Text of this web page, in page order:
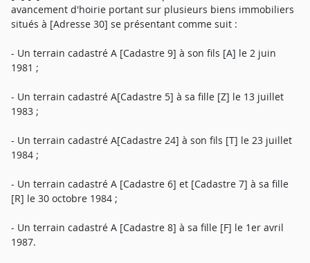
avancement d'hoirie portant sur plusieurs biens immobiliers
situés à [Adresse 30] se présentant comme suit :
- Un terrain cadastré A [Cadastre 9] à son fils [A] le 2 juin
1981 ;
- Un terrain cadastré A[Cadastre 5] à sa fille [Z] le 13 juillet
1983 ;
- Un terrain cadastré A[Cadastre 24] à son fils [T] le 23 juillet
1984 ;
- Un terrain cadastré A [Cadastre 6] et [Cadastre 7] à sa fille
[R] le 30 octobre 1984 ;
- Un terrain cadastré A [Cadastre 8] à sa fille [F] le 1er avril
1987.